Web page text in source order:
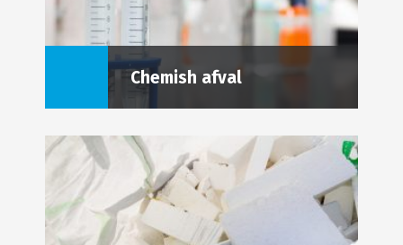
Chemish afval